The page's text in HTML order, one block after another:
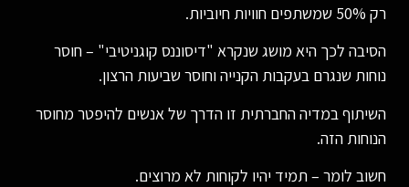
רק 50% שמשתפים חוויות חיוביות.
הסיבה לכך היא מושג שנקרא "דיסוננס קוגניטיבי" – חוסר
נוחות שנגרם בעקבות הקנייה וחוסר שביעות הרצון.
השיתוף במדיה החברתית זו הדרך של אנשים להיפטר מחוסר
הנוחות הזה.
חשוב לומר – תמיד יהיו לקוחות לא מרוצים.